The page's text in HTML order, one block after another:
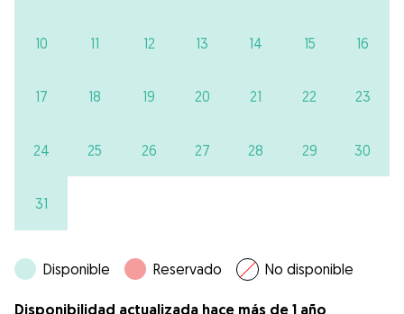
10 11 12 13 14 15 16
17 18 19 20 21 22 23
24 25 26 27 28 29 30
31
Disponible Reservado No disponible